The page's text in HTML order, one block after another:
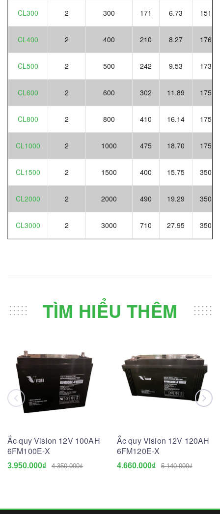
CL300 2 300 171 6.73 151
CL400 2 400 210 8.27 176
CL500 2 500 242 9.53 173
CL600 2 600 302 11.89 175
CL800 2 800 410 16.14 175
CL1000 2 1000 475 18.70 175
CL1500 2 1500 400 15.75 350
CL2000 2 2000 490 19.29 350
CL3000 2 3000 710 27.95 350
TÌM HIỂU THÊM
Ắc quy Vision 12V 100AH
6FM100E-X
3.950.000₫ 4.350.000₫
Ắc quy Vision 12V 120AH
6FM120E-X
4.660.000₫ 5.140.000₫